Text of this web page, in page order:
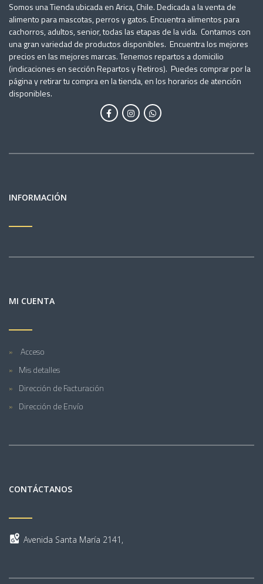
Somos una Tienda ubicada en Arica, Chile. Dedicada a la venta de
alimento para mascotas, perros y gatos. Encuentra alimentos para
cachorros, adultos, senior, todas las etapas de la vida. Contamos con
una gran variedad de productos disponibles. Encuentra los mejores
precios en las mejores marcas. Tenemos repartos a domicilio
(indicaciones en sección Repartos y Retiros). Puedes comprar por la
página y retirar tu compra en la tienda, en los horarios de atención
disponibles.
INFORMACIÓN
MI CUENTA
Acceso
Mis detalles
Dirección de Facturación
Dirección de Envío
CONTÁCTANOS
Avenida Santa María 2141,